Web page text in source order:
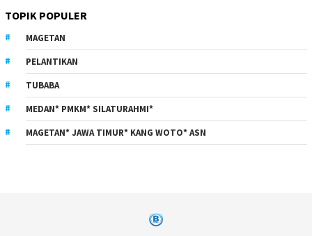
TOPIK POPULER
MAGETAN
PELANTIKAN
TUBABA
MEDAN* PMKM* SILATURAHMI*
MAGETAN* JAWA TIMUR* KANG WOTO* ASN